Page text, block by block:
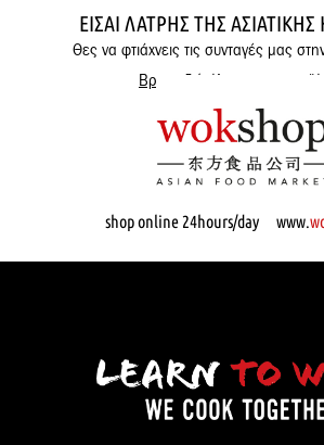
ΕΊΣΑΙ ΛΆΤΡΗΣ ΤΗΣ
Θες να φτιάχνεις τις συνταγές μας
Βρες εδώ όλα μας τα
shop online 24hours/day www.